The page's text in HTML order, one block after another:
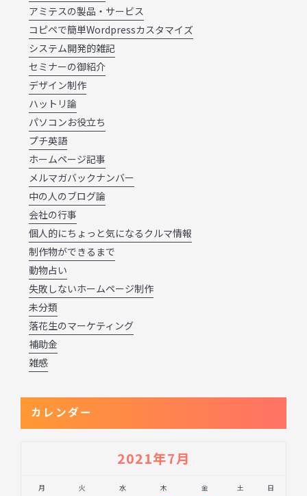
アミテスの製品・サービス
コピペで簡単Wordpressカスタマイズ
システム開発的雑記
セミナーの御紹介
デザイン制作
ハットリ論
パソコンお役立ち
プチ英語
ホームページ記事
メルマガバックナンバー
中の人のブログ論
会社の行事
個人的にちょっと気になるクルマ情報
制作物ができるまで
動物占い
失敗しないホームページ制作
未分類
落花生のマーケティング
補助金
雑感
カレンダー
2021年7月
月 火 水 木 金 土
日